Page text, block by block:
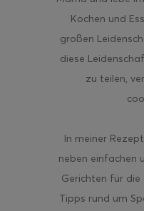
Kochen und
großen
diese
zu teilen,
In meiner
neben einfachen
Gerichten für die
Tipps rund um